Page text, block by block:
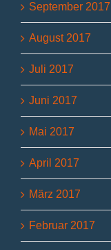
September 2017
August 2017
Juli 2017
Juni 2017
Mai 2017
April 2017
März 2017
Februar 2017